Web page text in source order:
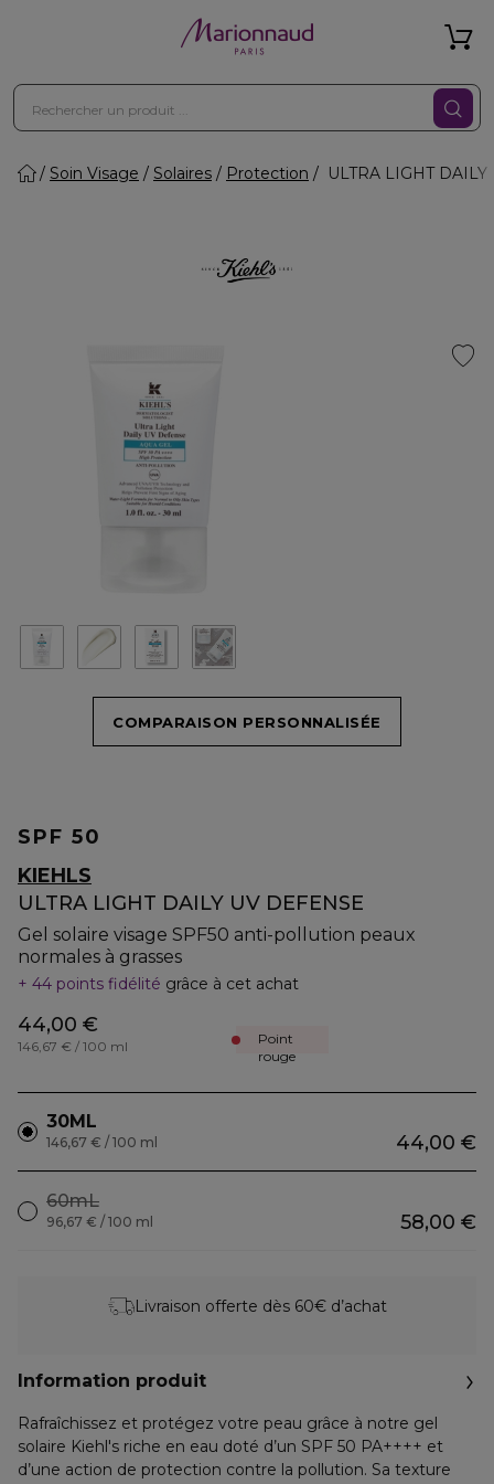
Soin Visage Solaires Protection ULTRA LIGHT
COMPARAISON PERSONNALISÉE
SPF 50
KIEHLS
ULTRA LIGHT DAILY UV DEFENSE
Gel solaire visage SPF50 anti-pollution peaux
normales à grasses
44 points fidélité grâce à cet achat
44,00 €
146,67 € / 100 ml
Point
rouge
30ML
44,00 €
146,67 € / 100 ml
60mL
58,00 €
96,67 € / 100 ml
Livraison offerte dès 60€ d’achat
Information produit
Rafraîchissez et protégez votre peau grâce à notre gel
solaire Kiehl's riche en eau doté d’un SPF 50 PA++++ et
d’une action de protection contre la pollution. Sa texture